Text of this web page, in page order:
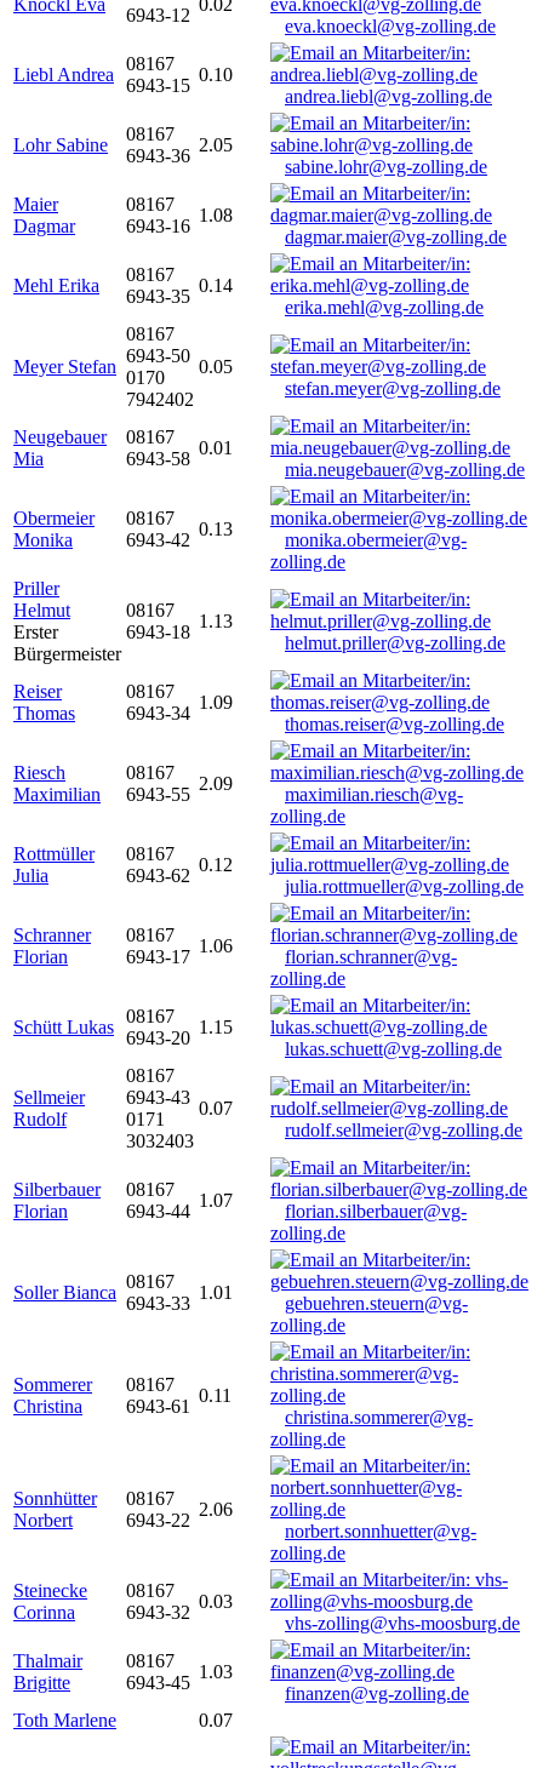
Knöckl Eva
6943-12
0.02
eva.knoeckl@vg-zolling.de
Liebl Andrea
08167
6943-15
0.10
andrea.liebl@vg-zolling.de
Lohr Sabine
08167
6943-36
2.05
sabine.lohr@vg-zolling.de
Maier
Dagmar
08167
6943-16
1.08
dagmar.maier@vg-zolling.de
Mehl Erika
08167
6943-35
0.14
erika.mehl@vg-zolling.de
Meyer Stefan
08167
6943-50
0170
7942402
0.05
stefan.meyer@vg-zolling.de
Neugebauer
Mia
08167
6943-58
0.01
mia.neugebauer@vg-zolling.de
Obermeier
Monika
08167
6943-42
0.13
monika.obermeier@vg-
zolling.de
Priller
Helmut
Erster
Bürgermeister
08167
6943-18
1.13
helmut.priller@vg-zolling.de
Reiser
Thomas
08167
6943-34
1.09
thomas.reiser@vg-zolling.de
Riesch
Maximilian
08167
6943-55
2.09
maximilian.riesch@vg-
zolling.de
Rottmüller
Julia
08167
6943-62
0.12
julia.rottmueller@vg-zolling.de
Schranner
Florian
08167
6943-17
1.06
florian.schranner@vg-
zolling.de
Schütt Lukas
08167
6943-20
1.15
lukas.schuett@vg-zolling.de
Sellmeier
Rudolf
08167
6943-43
0171
3032403
0.07
rudolf.sellmeier@vg-zolling.de
Silberbauer
Florian
08167
6943-44
1.07
florian.silberbauer@vg-
zolling.de
Soller Bianca
08167
6943-33
1.01
gebuehren.steuern@vg-
zolling.de
Sommerer
Christina
08167
6943-61
0.11
christina.sommerer@vg-
zolling.de
Sonnhütter
Norbert
08167
6943-22
2.06
norbert.sonnhuetter@vg-
zolling.de
Steinecke
Corinna
08167
6943-32
0.03
vhs-zolling@vhs-moosburg.de
Thalmair
Brigitte
08167
6943-45
1.03
finanzen@vg-zolling.de
Toth Marlene
0.07